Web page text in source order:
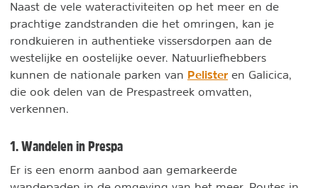
Naast de vele wateractiviteiten op het meer en de
prachtige zandstranden die het omringen, kan je
rondkuieren in authentieke vissersdorpen aan de
westelijke en oostelijke oever. Natuurliefhebbers
kunnen de nationale parken van Pelister en Galicica,
die ook delen van de Prespastreek omvatten,
verkennen.
1. Wandelen in Prespa
Er is een enorm aanbod aan gemarkeerde